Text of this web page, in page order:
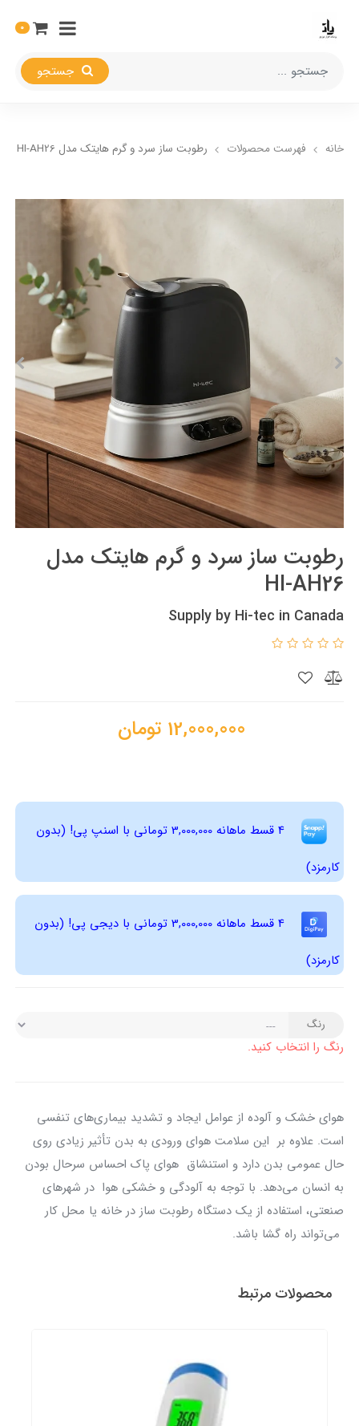
0
خانه فهرست محصولات رطوبت ساز سرد و گرم هایتک مدل HI-AH26
رطوبت ساز سرد و گرم هایتک مدل
HI-AH26
Supply by Hi-tec in Canada
12,000,000 تومان
4 قسط ماهانه 3,000,000 تومانی با اسنپ ‌پی! (بدون
کارمزد)
4 قسط ماهانه 3,000,000 تومانی با دیجی ‌پی! (بدون
کارمزد)
رنگ
رنگ را انتخاب کنید.
هوای خشک و آلوده از عوامل ایجاد و تشدید بیماری‌های تنفسی
است. علاوه بر این سلامت هوای ورودی به بدن تأثیر زیادی روی
حال عمومی بدن دارد و استنشاق هوای پاک احساس سرحال بودن
به انسان می‌دهد. با توجه به آلودگی و خشکی هوا در شهرهای
صنعتی، استفاده از یک دستگاه رطوبت ساز در خانه یا محل کار
می‌تواند راه گشا باشد.
محصولات مرتبط